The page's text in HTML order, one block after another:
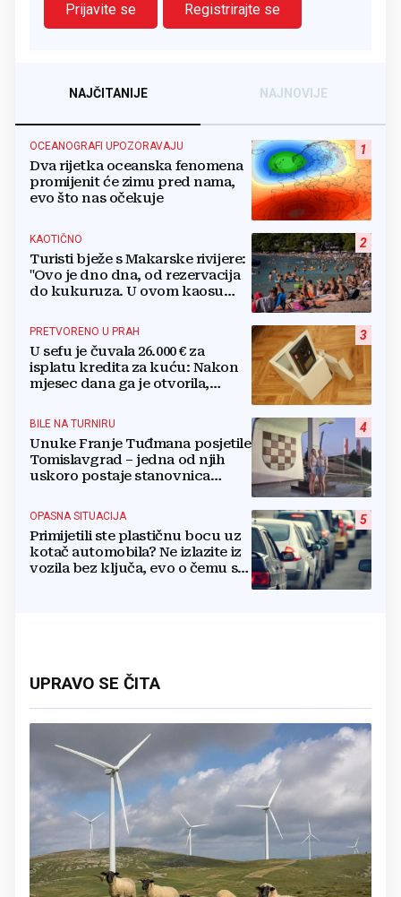
Prijavite se
Registrirajte se
NAJČITANIJE NAJNOVIJE
1
OCEANOGRAFI UPOZORAVAJU
Dva rijetka oceanska fenomena
promijenit će zimu pred nama,
evo što nas očekuje
2
KAOTIČNO
Turisti bježe s Makarske rivijere:
"Ovo je dno dna, od rezervacija
do kukuruza. U ovom kaosu
3
PRETVORENO U PRAH
U sefu je čuvala 26.000 € za
isplatu kredita za kuću: Nakon
mjesec dana ga je otvorila,
4
BILE NA TURNIRU
Unuke Franje Tuđmana posjetile
Tomislavgrad – jedna od njih
uskoro postaje stanovnica
5
OPASNA SITUACIJA
Primijetili ste plastičnu bocu uz
kotač automobila? Ne izlazite iz
vozila bez ključa, evo o čemu se
UPRAVO SE ČITA